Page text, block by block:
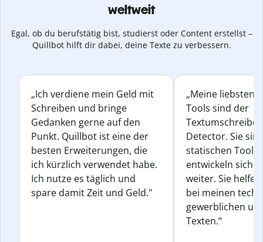
weltweit
Egal, ob du berufstätig bist, studierst oder Content erstellst –
Quillbot hilft dir dabei, deine Texte zu verbessern.
„Ich verdiene mein Geld mit
Schreiben und bringe
Gedanken gerne auf den
Punkt. Quillbot ist eine der
besten Erweiterungen, die
ich kürzlich verwendet habe.
Ich nutze es täglich und
spare damit Zeit und Geld."
„Meine liebsten
Tools sind der
Detector. Sie
statischen
entwickeln sich
weiter. Sie
bei meinen
gewerblichen
Texten.“